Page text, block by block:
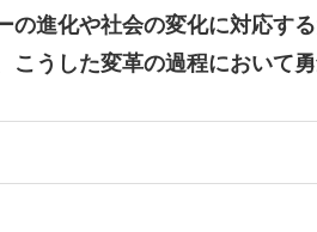
の進化や社会の変化に対応す
こうした変革の過程において